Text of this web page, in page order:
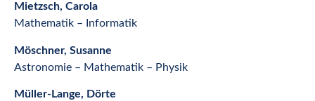
Mietzsch, Carola
Mathematik – Informatik
Möschner, Susanne
Astronomie – Mathematik – Physik
Müller-Lange, Dörte